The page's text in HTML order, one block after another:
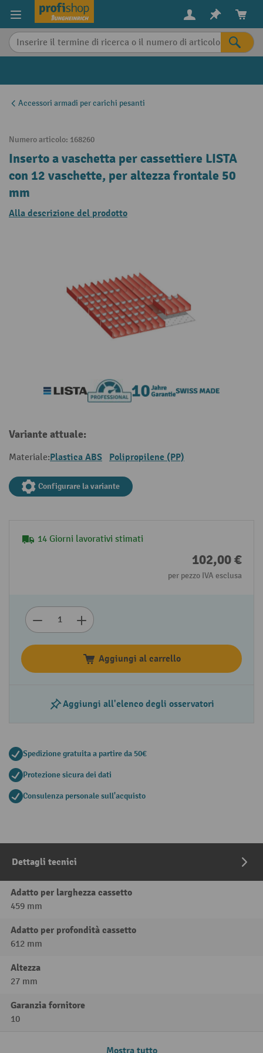
content
Accessori armadi per carichi pesanti
Numero articolo: 168260
Inserto a vaschetta per cassettiere LISTA
con 12 vaschette, per altezza frontale 50
mm
Alla descrizione del prodotto
Variante attuale:
Materiale:Plastica ABS Polipropilene (PP)
Configurare la variante
14 Giorni lavorativi stimati
102,00 €
per pezzo IVA esclusa
Aggiungi al carrello
Aggiungi all'elenco degli osservatori
Spedizione gratuita a partire da 50€
Protezione sicura dei dati
Consulenza personale sull'acquisto
Dettagli tecnici
Adatto per larghezza cassetto
459 mm
Adatto per profondità cassetto
612 mm
Altezza
27 mm
Garanzia fornitore
10
Mostra tutto